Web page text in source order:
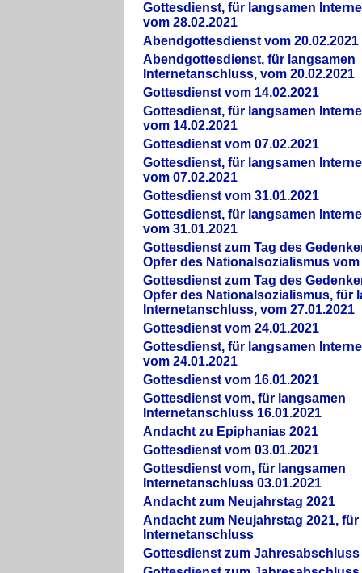
Gottesdienst, für langsamen
vom 28.02.2021
Abendgottesdienst vom 20.02.2021
Abendgottesdienst, für langsamen
Internetanschluss, vom 20.02.2021
Gottesdienst vom 14.02.2021
Gottesdienst, für langsamen
vom 14.02.2021
Gottesdienst vom 07.02.2021
Gottesdienst, für langsamen
vom 07.02.2021
Gottesdienst vom 31.01.2021
Gottesdienst, für langsamen
vom 31.01.2021
Gottesdienst zum Tag des
Opfer des Nationalsozialismus vom
Gottesdienst zum Tag des
Opfer des Nationalsozialismus, für
Internetanschluss, vom 27.01.2021
Gottesdienst vom 24.01.2021
Gottesdienst, für langsamen
vom 24.01.2021
Gottesdienst vom 16.01.2021
Gottesdienst vom, für langsamen
Internetanschluss 16.01.2021
Andacht zu Epiphanias 2021
Gottesdienst vom 03.01.2021
Gottesdienst vom, für langsamen
Internetanschluss 03.01.2021
Andacht zum Neujahrstag 2021
Andacht zum Neujahrstag 2021,
Internetanschluss
Gottesdienst zum Jahresabschluss